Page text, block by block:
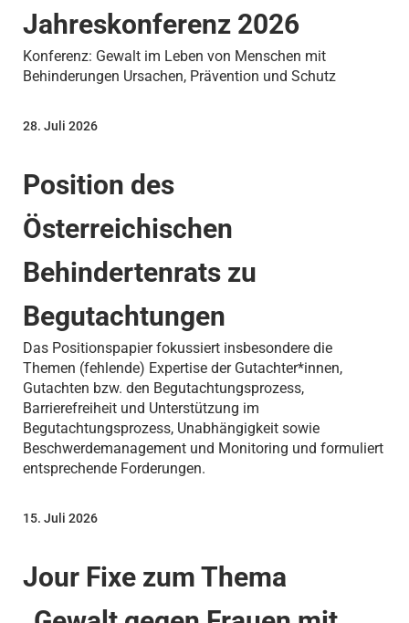
Jahreskonferenz 2026
Konferenz: Gewalt im Leben von Menschen mit
Behinderungen Ursachen, Prävention und Schutz
Position des
Österreichischen
Behindertenrats zu
Begutachtungen
28. Juli 2026
Das Positionspapier fokussiert insbesondere die
Themen (fehlende) Expertise der Gutachter*innen,
Gutachten bzw. den Begutachtungsprozess,
Barrierefreiheit und Unterstützung im
Begutachtungsprozess, Unabhängigkeit sowie
Beschwerdemanagement und Monitoring und formuliert
entsprechende Forderungen.
Jour Fixe zum Thema
15. Juli 2026